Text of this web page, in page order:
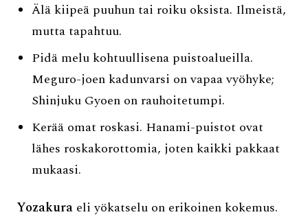
Älä kiipeä puuhun tai roiku oksista. Ilmeistä,
mutta tapahtuu.
Pidä melu kohtuullisena puistoalueilla.
Meguro-joen kadunvarsi on vapaa vyöhyke;
Shinjuku Gyoen on rauhoitetumpi.
Kerää omat roskasi. Hanami-puistot ovat
lähes roskakorottomia, joten kaikki pakkaat
mukaasi.
Yozakura eli yökatselu on erikoinen kokemus.